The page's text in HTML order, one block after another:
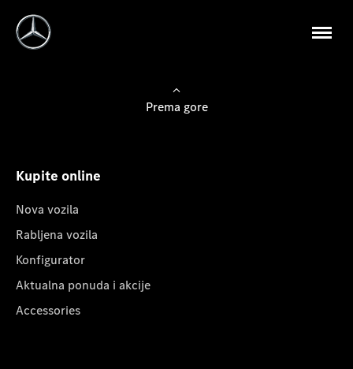
Prema gore
Kupite online
Nova vozila
Rabljena vozila
Konfigurator
Aktualna ponuda i akcije
Accessories